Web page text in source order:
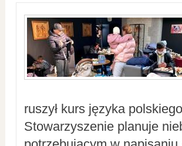
ruszył kurs języka
Stowarzyszenie planuje